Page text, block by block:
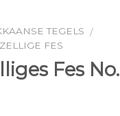
TEGELS /
FES
Fes No.